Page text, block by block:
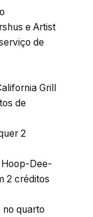
e Artist
de
Grill
de
2
Hoop-Dee-
2 créditos
no quarto